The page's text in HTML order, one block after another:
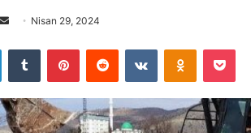
Bir
posta
göndermek
Nisan 29, 2024
LinkedInTumblr PinterestReddit VKontakte